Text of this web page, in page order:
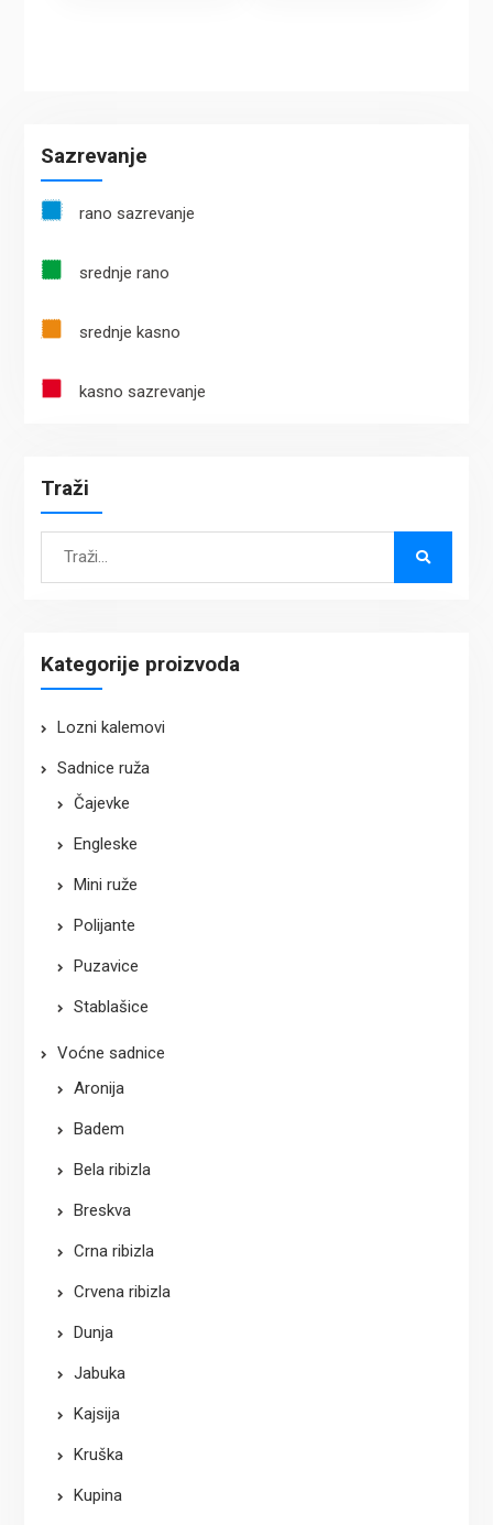
Sazrevanje
rano sazrevanje
srednje rano
srednje kasno
kasno sazrevanje
Traži
Search
Kategorije proizvoda
Lozni kalemovi
Sadnice ruža
Čajevke
Engleske
Mini ruže
Polijante
Puzavice
Stablašice
Voćne sadnice
Aronija
Badem
Bela ribizla
Breskva
Crna ribizla
Crvena ribizla
Dunja
Jabuka
Kajsija
Kruška
Kupina